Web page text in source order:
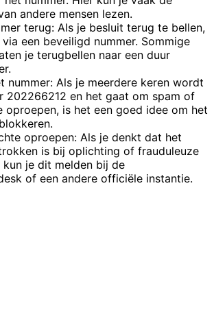
andere mensen lezen.
terug: Als je besluit terug te bellen,
een beveiligd nummer. Sommige
je terugbellen naar een duur
nummer: Als je meerdere keren wordt
202266212 en het gaat om spam of
oproepen, is het een goed idee om het
oproepen: Als je denkt dat het
is bij oplichting of frauduleuze
je dit melden bij de
of een andere officiële instantie.